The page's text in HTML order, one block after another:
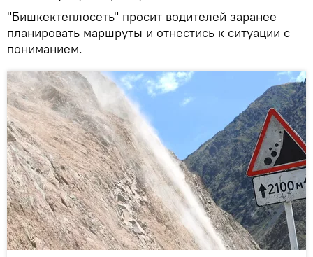
"Бишкектеплосеть" просит водителей заранее
планировать маршруты и отнестись к ситуации с
пониманием.